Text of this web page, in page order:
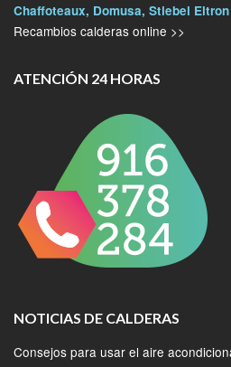
Chaffoteaux, Domusa, Stiebel Eltron
Recambios calderas online >>
ATENCIÓN 24 HORAS
NOTICIAS DE CALDERAS
Consejos para usar el aire